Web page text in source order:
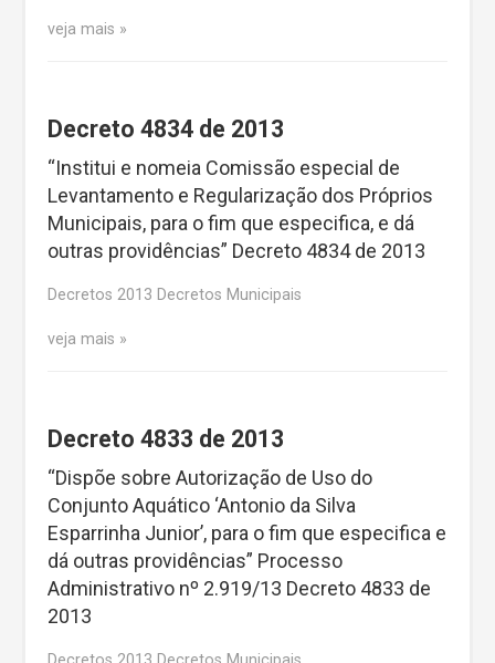
veja mais
Decreto 4834 de 2013
“Institui e nomeia Comissão especial de
Levantamento e Regularização dos Próprios
Municipais, para o fim que especifica, e dá
outras providências” Decreto 4834 de 2013
Decretos 2013 Decretos Municipais
veja mais
Decreto 4833 de 2013
“Dispõe sobre Autorização de Uso do
Conjunto Aquático ‘Antonio da Silva
Esparrinha Junior’, para o fim que especifica e
dá outras providências” Processo
Administrativo nº 2.919/13 Decreto 4833 de
2013